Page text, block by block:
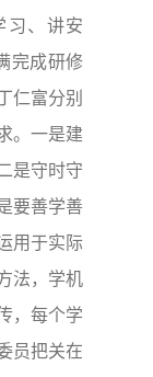
习、讲安
完成研修
仁富分别
。一是建
是守时守
要善学善
用于实际
法，学机
，每个学
员把关在